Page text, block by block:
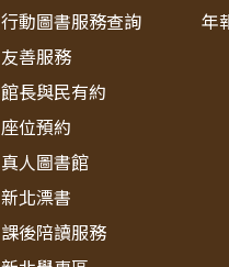
行動圖書服務查詢
友善服務
館長與民有約
座位預約
真人圖書館
新北漂書
課後陪讀服務
年